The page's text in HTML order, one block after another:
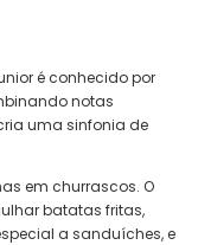
é conhecido por
notas
uma sinfonia de
em churrascos. O
batatas fritas,
a sanduíches, e